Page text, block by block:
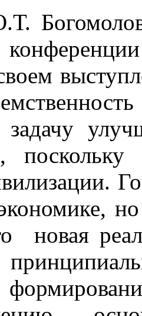
новая